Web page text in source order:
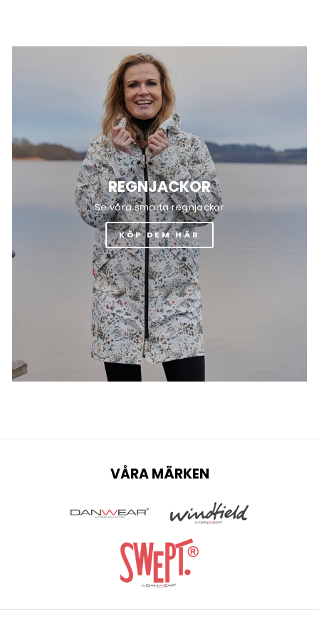
REGNJACKOR
Se våra smarta regnjackor
KÖP DEM HÄR
VÅRA MÄRKEN